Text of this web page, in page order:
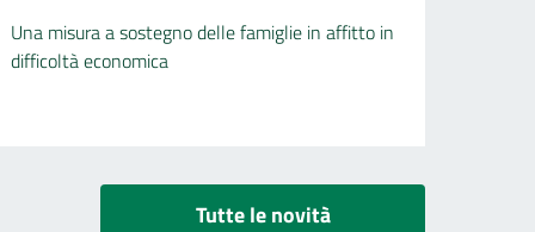
Una misura a sostegno delle famiglie in affitto in
difficoltà economica
Tutte le novità